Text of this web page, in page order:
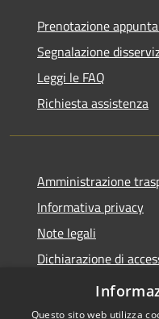
Prenotazione
Segnalazione
Leggi le FAQ
Richiesta assistenza
Amministrazione
Informativa privacy
Note legali
Dichiarazione di
Obbietivi di
Questo sito web utilizza